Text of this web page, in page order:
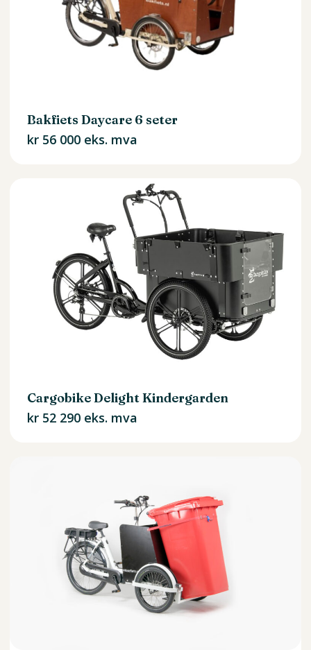
Bakfiets Daycare 6 seter
kr56 000 eks. mva
Cargobike Delight Kindergarden
kr52 290 eks. mva